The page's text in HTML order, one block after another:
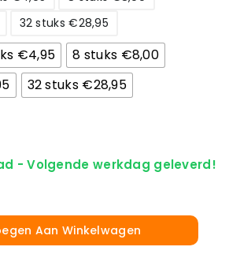
32 stuks €28,95
€4,95
8 stuks €8,00
32 stuks €28,95
- Volgende werkdag geleverd!
Aan Winkelwagen